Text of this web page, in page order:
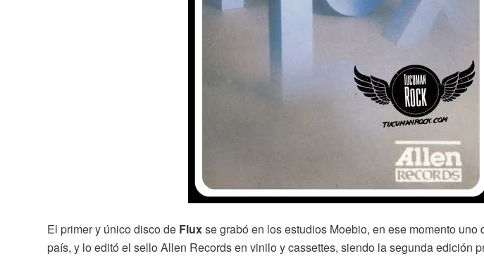
El primer y único disco de Fluxse grabó en los estudios Moebio, en ese momento uno
país, y lo editó el sello Allen Records en vinilo y cassettes, siendo la segunda edición